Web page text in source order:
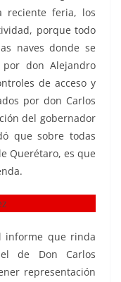
reciente feria, los
porque todo
naves donde se
don Alejandro
de acceso y
por don Carlos
del gobernador
que sobre todas
Querétaro, es que
informe que rinda
de Don Carlos
representación